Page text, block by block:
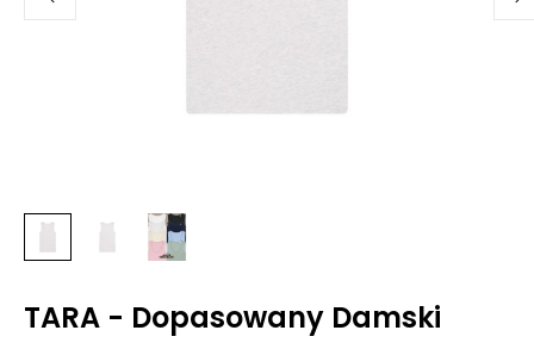
TARA - Dopasowany Damski